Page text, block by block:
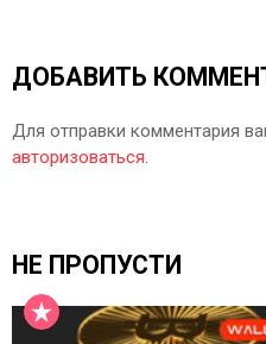
ДОБАВИТЬ
Для отправки комментария
авторизоваться.
НЕ ПРОПУСТИ